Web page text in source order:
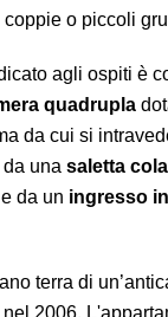
o piccoli
agli ospiti è
quadrupla
da cui si
una saletta
da un ingresso
terra di
2006.